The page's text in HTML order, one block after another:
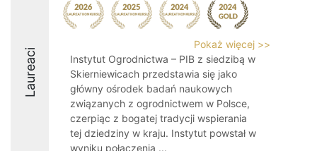
Laureaci
Pokaż więcej >>
Instytut Ogrodnictwa – PIB z siedzibą w
Skierniewicach przedstawia się jako
główny ośrodek badań naukowych
związanych z ogrodnictwem w Polsce,
czerpiąc z bogatej tradycji wspierania
tej dziedziny w kraju. Instytut powstał w
wyniku połączenia ...